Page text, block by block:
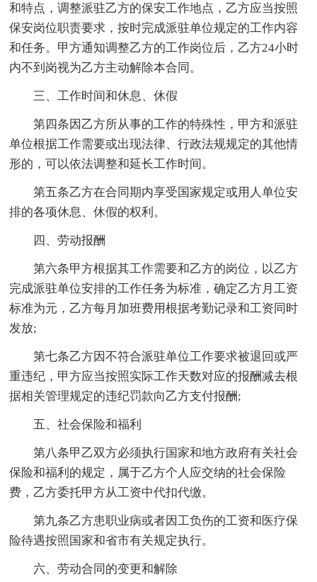
和特点，调整派驻乙方的保安工作地点，乙方应当按照
保安岗位职责要求，按时完成派驻单位规定的工作内容
和任务。甲方通知调整乙方的工作岗位后，乙方24小时
内不到岗视为乙方主动解除本合同。
三、工作时间和休息、休假
第四条因乙方所从事的工作的特殊性，甲方和派驻
单位根据工作需要或出现法律、行政法规规定的其他情
形的，可以依法调整和延长工作时间。
第五条乙方在合同期内享受国家规定或用人单位安
排的各项休息、休假的权利。
四、劳动报酬
第六条甲方根据其工作需要和乙方的岗位，以乙方
完成派驻单位安排的工作任务为标准，确定乙方月工资
标准为元，乙方每月加班费用根据考勤记录和工资同时
发放;
第七条乙方因不符合派驻单位工作要求被退回或严
重违纪，甲方应当按照实际工作天数对应的报酬减去根
据相关管理规定的违纪罚款向乙方支付报酬;
五、社会保险和福利
第八条甲乙双方必须执行国家和地方政府有关社会
保险和福利的规定，属于乙方个人应交纳的社会保险
费，乙方委托甲方从工资中代扣代缴。
第九条乙方患职业病或者因工负伤的工资和医疗保
险待遇按照国家和省市有关规定执行。
六、劳动合同的变更和解除